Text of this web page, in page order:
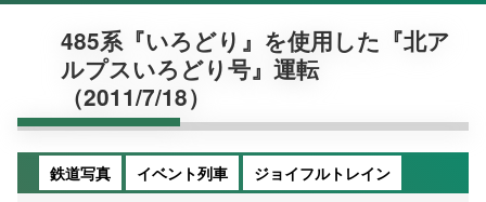
485系『いろどり』を使用した『北ア
ルプスいろどり号』運転
（2011/7/18）
鉄道写真 イベント列車 ジョイフルトレイン